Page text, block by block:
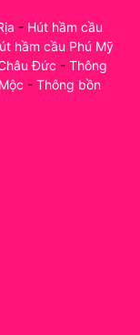
- Hút hầm cầu
hầm cầu Phú Mỹ
Đức - Thông
- Thông bồn